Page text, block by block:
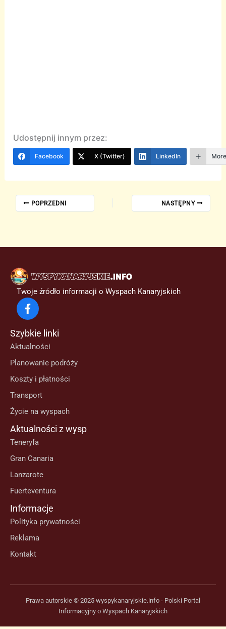
Udostępnij innym przez:
Facebook X (Twitter) LinkedIn
POPRZEDNI NASTĘPNY
Twoje źródło informacji o Wyspach Kanaryjskich
Szybkie linki
Aktualności
Planowanie podróży
Koszty i płatności
Transport
Życie na wyspach
Aktualności z wysp
Teneryfa
Gran Canaria
Lanzarote
Fuerteventura
Informacje
Polityka prywatności
Reklama
Kontakt
Prawa autorskie © 2025 wyspykanaryjskie.info - Polski Portal
Informacyjny o Wyspach Kanaryjskich